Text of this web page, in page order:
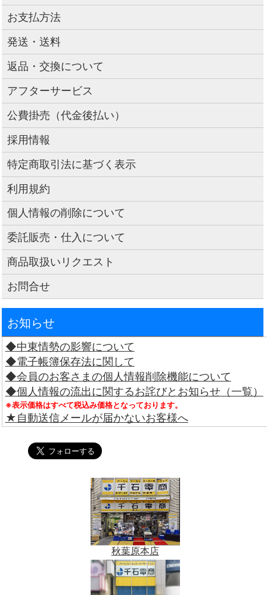
お支払方法
発送・送料
返品・交換について
アフターサービス
公費掛売（代金後払い）
採用情報
特定商取引法に基づく表示
利用規約
個人情報の削除について
委託販売・仕入について
商品取扱いリクエスト
お問合せ
お知らせ
◆中東情勢の影響について
◆電子帳簿保存法に関して
◆会員のお客さまの個人情報削除機能について
◆個人情報の流出に関するお詫びとお知らせ（一覧）
※表示価格はすべて税込み価格となっております。
★自動送信メールが届かないお客様へ
秋葉原本店